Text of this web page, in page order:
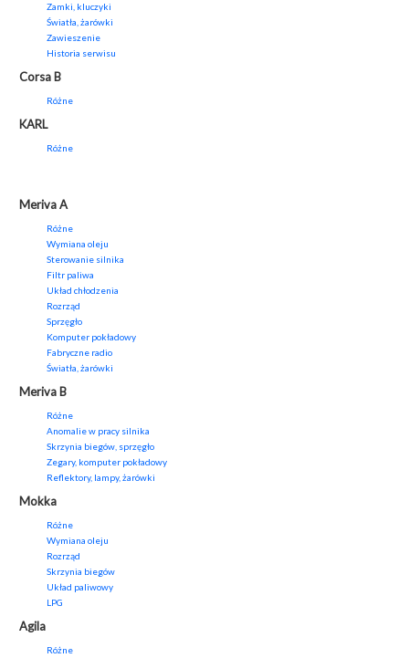
Zamki, kluczyki
Światła, żarówki
Zawieszenie
Historia serwisu
Corsa B
Różne
KARL
Różne
Meriva A
Różne
Wymiana oleju
Sterowanie silnika
Filtr paliwa
Układ chłodzenia
Rozrząd
Sprzęgło
Komputer pokładowy
Fabryczne radio
Światła, żarówki
Meriva B
Różne
Anomalie w pracy silnika
Skrzynia biegów, sprzęgło
Zegary, komputer pokładowy
Reflektory, lampy, żarówki
Mokka
Różne
Wymiana oleju
Rozrząd
Skrzynia biegów
Układ paliwowy
LPG
Agila
Różne